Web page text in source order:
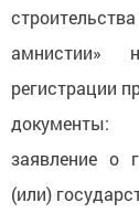
амнистии»
регистрации
документы:
заявление о
(или)